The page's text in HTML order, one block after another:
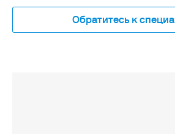
Обратитесь к